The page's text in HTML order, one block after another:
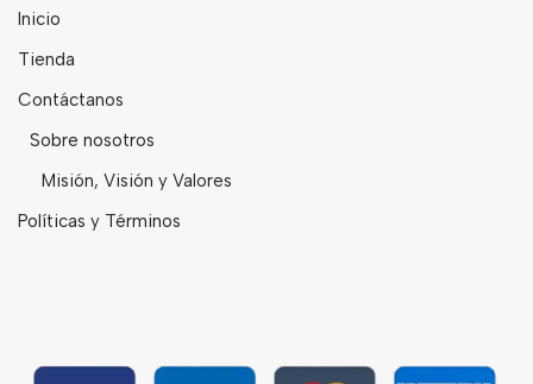
Inicio
Tienda
Contáctanos
Sobre nosotros
Misión, Visión y Valores
Políticas y Términos